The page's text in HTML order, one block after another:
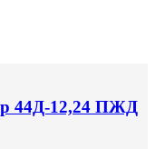
44Д-12,24 ПЖД